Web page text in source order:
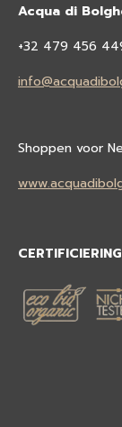
Acqua di
+32 479 456
Shoppen voor